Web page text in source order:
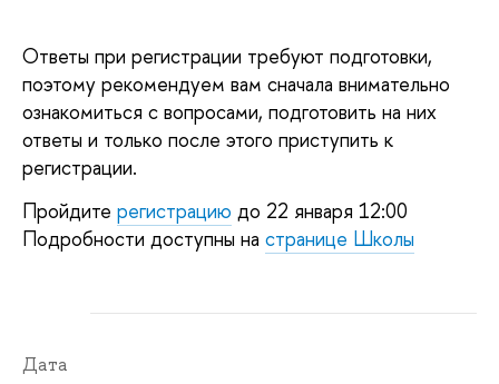
Ответы при регистрации требуют подготовки,
поэтому рекомендуем вам сначала внимательно
ознакомиться с вопросами, подготовить на них
ответы и только после этого приступить к
регистрации.
Пройдите регистрацию до 22 января 12:00
Подробности доступны на странице Школы
Дата